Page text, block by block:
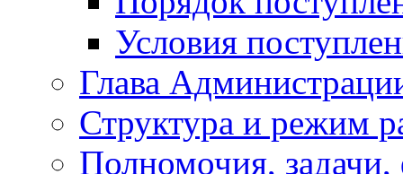
Условия
Глава
Структура и режим
Полномочия,